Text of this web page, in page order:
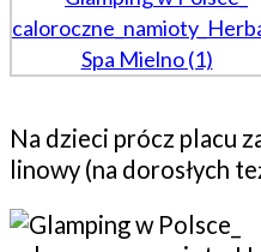
Na dzieci prócz placu
linowy (na dorosłych